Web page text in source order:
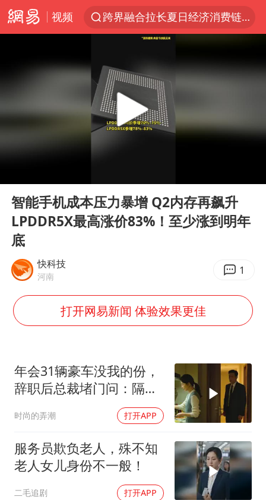
视频
跨界融合拉长夏日经济消费链条
“伊斯兰版北约”出现
武契奇会见泽连斯基有何意图
白海豚5次眼壁置换
曝美下令调查弹药库存信息遭泄露事件
日本连续发生两次地震
白海豚在海上打了个结
构建更高水平的全民健身公共服务体系
Play
智能手机成本压力暴增 Q2内存再飙升
LPDDR5X最高涨价83%！至少涨到明年
底
快科技
河南 1
打开网易新闻 体验效果更佳
年会31辆豪车没我的份，
辞职后总裁堵门问：隔壁
时尚的弄潮 打开APP
服务员欺负老人，殊不知
老人女儿身份不一般！
二毛追剧 打开APP